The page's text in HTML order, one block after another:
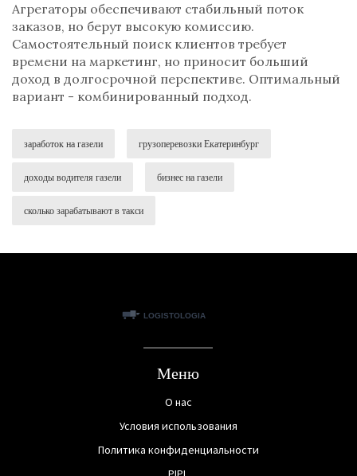
Агрегаторы обеспечивают стабильный поток
заказов, но берут высокую комиссию.
Самостоятельный поиск клиентов требует
времени на маркетинг, но приносит больший
доход в долгосрочной перспективе. Оптимальный
вариант - комбинированный подход.
заработок на газели грузоперевозки Екатеринбург
доходы водителя газели бизнес на газели
сколько зарабатывают в такси
Меню
О нас
Условия использования
Политика конфиденциальности